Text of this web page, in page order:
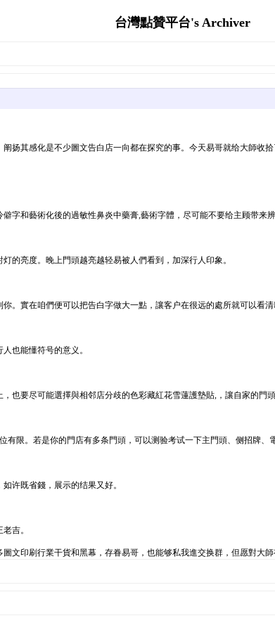
台灣點贊平台's Archiver
扬其感化是不少圖文告白店一向都在探究的事。今天易哥就给大師收
字和藝術化後的過敏性鼻炎中藥膏,藝術字體，尽可能不要给主顾带来
的亮度。晚上門頭越亮越轻易被人們看到，加深行人印象。
。實在咱們便可以把告白字做大一點，讓客户在很远的處所就可以看清
也能懂符号的意义。
也要尽可能選擇與相邻店分歧的色彩藏紅花雪蓮護墊貼,，讓自家的門
限。若是你的門店有多条門頭，可以测验考试一下主門頭、侧招牌、
许既省錢，展示的结果又好。
吉。
文印刷行業干貨和黑幕，存眷易哥，也能够私我進交换群，但愿對大師